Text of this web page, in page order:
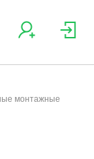
монтажные